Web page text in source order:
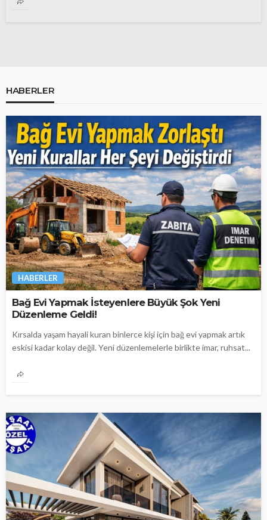
HABERLER
HABERLER
Bağ Evi Yapmak İsteyenlere Büyük Şok Yeni
Düzenleme Geldi!
Kırsalda yaşam hayali kuran binlerce kişi için bağ evi yapmak artık
eskisi kadar kolay değil. Yeni düzenlemelerle birlikte imar, ruhsat...